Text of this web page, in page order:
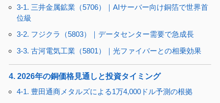
3-1. 三井金属鉱業（5706）｜AIサーバー向け銅箔で世界首
位級
3-2. フジクラ（5803）｜データセンター需要で急成長
3-3. 古河電気工業（5801）｜光ファイバーとの相乗効果
4. 2026年の銅価格見通しと投資タイミング
4-1. 豊田通商メタルズによる1万4,000ドル予測の根拠